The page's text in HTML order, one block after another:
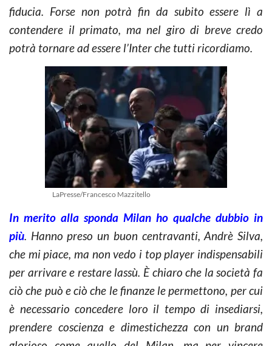
fiducia. Forse non potrà fin da subito essere lì a
contendere il primato, ma nel giro di breve credo
potrà tornare ad essere l’Inter che tutti ricordiamo.
LaPresse/Francesco Mazzitello
In merito alla sponda Milan ho qualche dubbio in
più. Hanno preso un buon centravanti, Andrè Silva,
che mi piace, ma non vedo i top player indispensabili
per arrivare e restare lassù. È chiaro che la società fa
ciò che può e ciò che le finanze le permettono, per cui
è necessario concedere loro il tempo di insediarsi,
prendere coscienza e dimestichezza con un brand